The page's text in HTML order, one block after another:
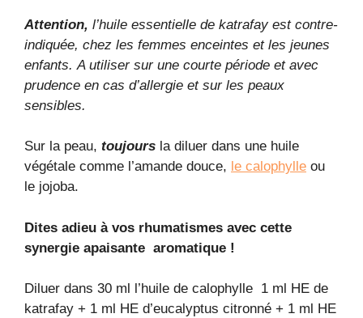
Attention, l’huile essentielle de katrafay est contre-
indiquée, chez les femmes enceintes et les jeunes
enfants. A utiliser sur une courte période et avec
prudence en cas d’allergie et sur les peaux
sensibles.
Sur la peau, toujours la diluer dans une huile
végétale comme l’amande douce, le calophylle ou
le jojoba.
Dites adieu à vos rhumatismes avec cette
synergie apaisante aromatique !
Diluer dans 30 ml l’huile de calophylle 1 ml HE de
katrafay + 1 ml HE d’eucalyptus citronné + 1 ml HE